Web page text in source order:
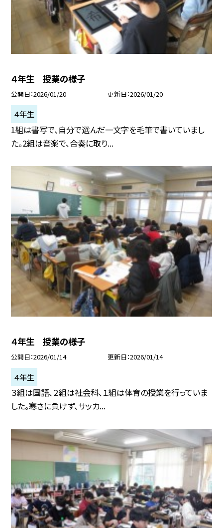
４年生 授業の様子
公開日 2026/01/20 更新日 2026/01/20
４年生
1組は書写で、自分で選んだ一文字を毛筆で書いていまし
た。2組は音楽で、合奏に取り...
４年生 授業の様子
公開日 2026/01/14 更新日 2026/01/14
４年生
３組は国語、２組は社会科、１組は体育の授業を行っていま
した。寒さに負けず、サッカ...